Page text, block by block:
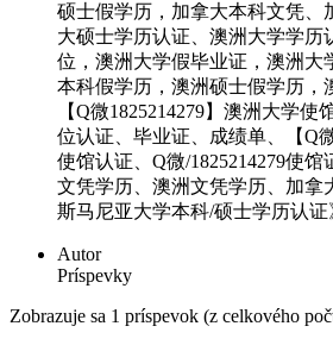
硕士假学历，加拿大本科文凭、
大硕士学历认证、澳洲大学学
位，澳洲大学假毕业证，澳洲大
本科假学历，澳洲硕士假学历，
【Q微1825214279】澳洲大学
位认证、毕业证、成绩单、【Q
使馆认证、Q微/1825214279使
文凭学历、澳洲文凭学历、加拿
斯马尼亚大学本科/硕士学历认证
Autor
Príspevky
Zobrazuje sa 1 príspevok (z celkového